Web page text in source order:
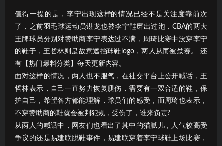
值得一提的是，李宁出现这样的情况已经不是关注度靠前次
了，之前羽毛球运动员谌龙也被李宁鞋磨出过泡，CBA的两大
王牌球员分别对赞助商李宁表达过不满，周琦比赛中没穿李宁
的鞋子，王哲林则是故意遮挡球鞋logo，两人从而被禁赛。 还
有【热门爆料分类】每天更新内容。
面对这样的情况，两人也不服气，在社交平台上公开喊话，王
哲林表示，自己一直努力恢复腿伤，需要有一双合适的鞋，保
护自己，希望各方都能理解，球员们的感受，而周琦也表示，
不穿赞助商的鞋就会被判犯规，受伤了，谁来负责?
从两人的喊话中，网友们也看出了其中的猫腻儿，人气较高受
争议的还是易建联脱鞋事件，易建联穿着李宁球鞋上场比赛，